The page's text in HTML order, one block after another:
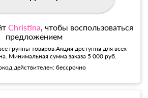
Christina, чтобы воспользоваться
предложением
группы товаров.Акция доступна для всех
Минимальная сумма заказа 5 000 руб.
действителен: бессрочно